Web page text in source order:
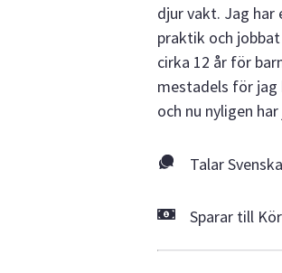
djur vakt. Jag har
praktik och
cirka 12 år för
mestadels för jag
och nu nyligen
Talar Svenska
Sparar till